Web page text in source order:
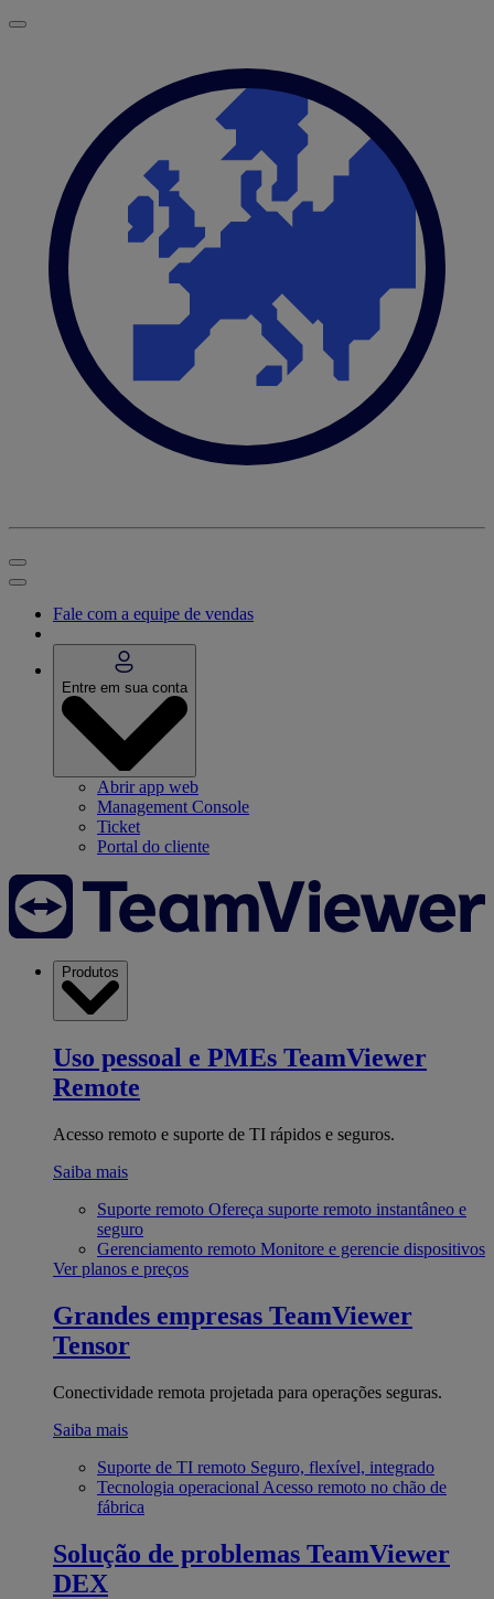
Fale com a equipe de vendas
Entre em sua conta
Abrir app web
Management Console
Ticket
Portal do cliente
Produtos
Uso pessoal e PMEs TeamViewer
Remote
Acesso remoto e suporte de TI rápidos e seguros.
Saiba mais
Suporte remoto Ofereça suporte remoto instantâneo e
seguro
Gerenciamento remoto Monitore e gerencie dispositivos
Ver planos e preços
Grandes empresas TeamViewer
Tensor
Conectividade remota projetada para operações seguras.
Saiba mais
Suporte de TI remoto Seguro, flexível, integrado
Tecnologia operacional Acesso remoto no chão de
fábrica
Solução de problemas TeamViewer
DEX